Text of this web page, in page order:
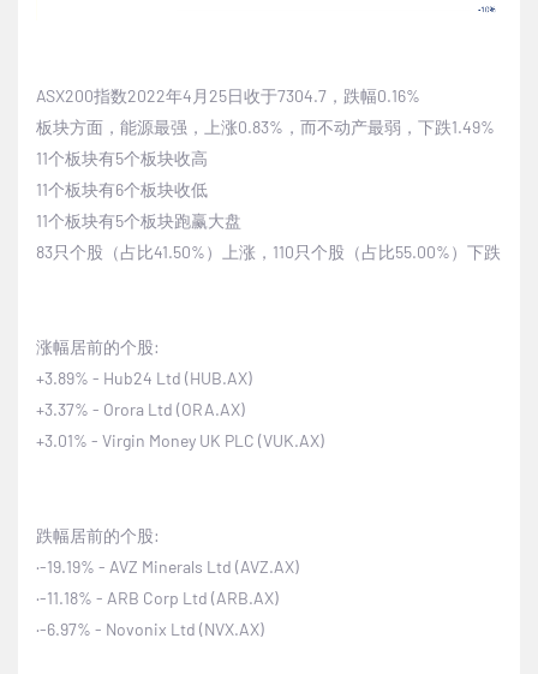
ASX200指数2022年4 月 25日收于7304.7 ，跌幅0.16%
板块方面，能源最强，上涨0.83% ，而不动产最弱，下跌1.49%
11个板块有5个板块收高
11个板块有6个板块收低
11个板块有5个板块跑赢大盘
83只个股（占比41.50%）上涨， 110只个股（占比55.00%）下跌
涨幅居前的个股:
+3.89% - Hub24 Ltd (HUB.AX)
+3.37% - Orora Ltd (ORA.AX)
+3.01% - Virgin Money UK PLC (VUK.AX)
跌幅居前的个股:
·-19.19% - AVZ Minerals Ltd (AVZ.AX)
·-11.18% - ARB Corp Ltd (ARB.AX)
·-6.97% - Novonix Ltd (NVX.AX)